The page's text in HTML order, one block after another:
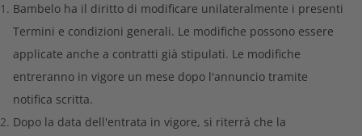
Bambelo ha il diritto di modificare unilateralmente i presenti
Termini e condizioni generali. Le modifiche possono essere
applicate anche a contratti già stipulati. Le modifiche
entreranno in vigore un mese dopo l'annuncio tramite
notifica scritta.
Dopo la data dell'entrata in vigore, si riterrà che la